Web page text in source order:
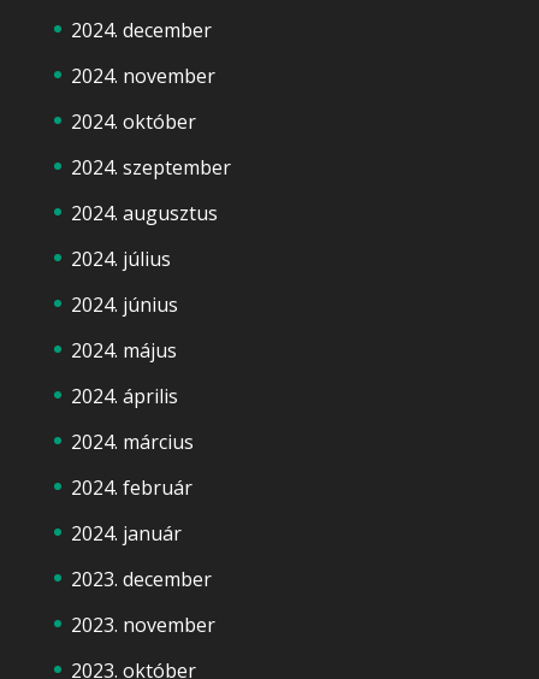
2024. december
2024. november
2024. október
2024. szeptember
2024. augusztus
2024. július
2024. június
2024. május
2024. április
2024. március
2024. február
2024. január
2023. december
2023. november
2023. október